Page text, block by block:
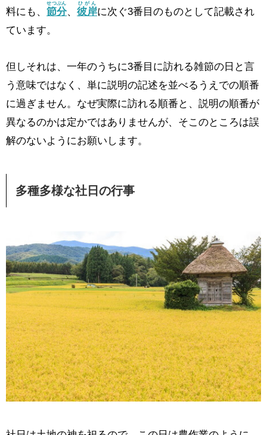
料にも、 節分
せつぶん
、 彼岸
ひがん
に次ぐ3番目のものとして記載され
ています。
但しそれは、一年のうちに3番目に訪れる雑節の日と言
う意味ではなく、単に説明の記述を並べるうえでの順番
に過ぎません。なぜ実際に訪れる順番と、説明の順番が
異なるのかは定かではありませんが、そこのところは誤
解のないようにお願いします。
多種多様な社日の行事